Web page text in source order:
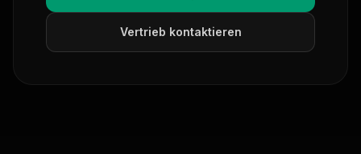
Vertrieb kontaktieren